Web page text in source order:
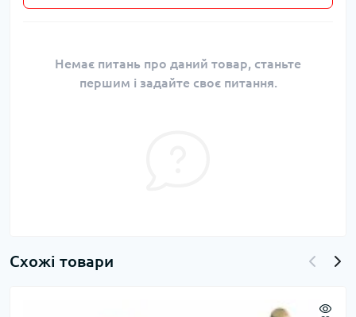
Немає питань про даний товар, станьте
першим і задайте своє питання.
Схожі товари